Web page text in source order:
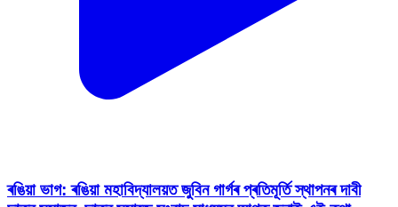
ৰঙিয়া ভাগ: ৰঙিয়া মহাবিদ্যালয়ত জুবিন গাৰ্গৰ প্ৰতিমূৰ্তি স্থাপনৰ দাবী